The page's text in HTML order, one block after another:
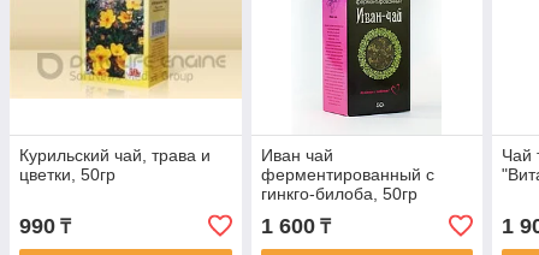
Курильский чай, трава и
цветки, 50гр
990 ₸
Иван чай
ферментированный с
гинкго-билоба, 50гр
1 600₸
Чай
1